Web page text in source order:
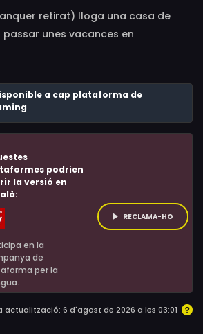
retirat) lloga una casa de
passar unes vacances en
esposa Susanna i de la seva
la família experimenta estranys
en perill.a cap plataforma de
podrien
la versió en
en la
de
per la
RECLAMA-HO
actualització: 6 d'agost de 2026 a les 03:01